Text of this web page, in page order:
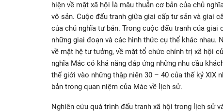
hiện về mặt xã hội là mâu thuẫn cơ bản của chủ
vô sản. Cuộc đấu tranh giữa giai cấp tư sản và giai
của chủ nghĩa tư bản. Trong cuộc đấu tranh của
những giai đoạn và các hình thức cụ thể khác nhau.
về mặt hệ tư tưởng, về mặt tổ chức chính trị xã hội
nghĩa Mác có khả năng đáp ứng những nhu cầu
thế giới vào những thập niên 30 – 40 của thế kỷ XIX
bản trong quan niệm của Mác về lịch sử.
Nghiên cứu quá trình đấu tranh xã hội trong lịch sử